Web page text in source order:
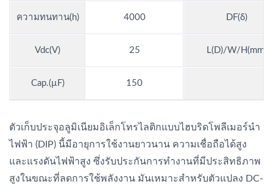
ความทนทาน(h) 4000 DF(δ)
Vdc(V) 25 L(D)/W/H(mm)
Cap.(µF) 150
ตัวเก็บประจุอลูมิเนียมอิเล็กโทรไลติกแบบไฮบริดโพลีเมอร์นำ
ไฟฟ้า (DIP) นี้มีอายุการใช้งานยาวนาน ความเชื่อถือได้สูง
และแรงดันไฟฟ้าสูง ซึ่งรับประกันการทำงานที่มีประสิทธิภาพ
สูงในขณะที่ลดการใช้พลังงาน มันเหมาะสำหรับตัวแปลง DC-